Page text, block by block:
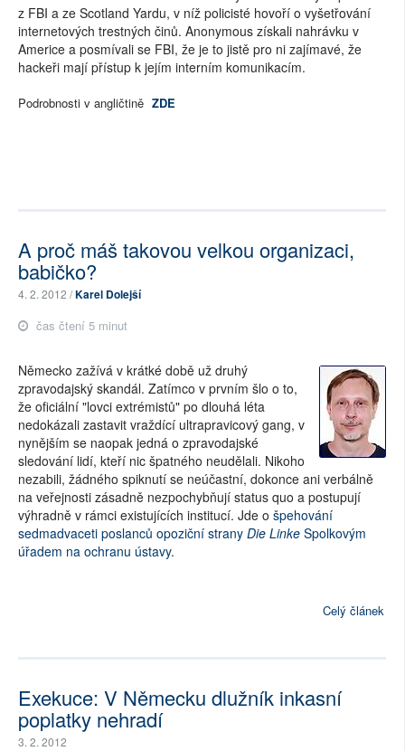
z FBI a ze Scotland Yardu, v níž policisté hovoří o vyšetřování
internetových trestných činů. Anonymous získali nahrávku v
Americe a posmívali se FBI, že je to jistě pro ni zajímavé, že
hackeři mají přístup k jejím interním komunikacím.
Podrobnosti v angličtině ZDE
A proč máš takovou velkou organizaci,
babičko?
4. 2. 2012 /Karel Dolejší
čas čtení 5 minut
Německo zažívá v krátké době už druhý
zpravodajský skandál. Zatímco v prvním šlo o to,
že oficiální "lovci extrémistů" po dlouhá léta
nedokázali zastavit vraždící ultrapravicový gang, v
nynějším se naopak jedná o zpravodajské
sledování lidí, kteří nic špatného neudělali. Nikoho
nezabili, žádného spiknutí se neúčastní, dokonce ani verbálně
na veřejnosti zásadně nezpochybňují status quo a postupují
výhradně v rámci existujících institucí. Jde o špehování
sedmadvaceti poslanců opoziční strany Die Linke Spolkovým
úřadem na ochranu ústavy.
Celý článek
Exekuce: V Německu dlužník inkasní
poplatky nehradí
3. 2. 2012